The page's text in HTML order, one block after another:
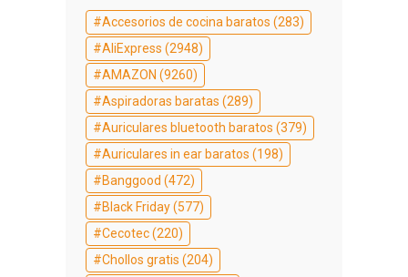
Accesorios de cocina baratos (283)
AliExpress (2948)
AMAZON (9260)
Aspiradoras baratas (289)
Auriculares bluetooth baratos (379)
Auriculares in ear baratos (198)
Banggood (472)
Black Friday(577)
Cecotec(220)
Chollos gratis (204)